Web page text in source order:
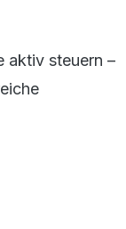
aktiv steuern –